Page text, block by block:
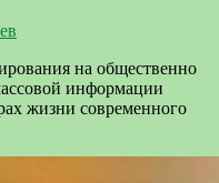
на общественно
информации
жизни современного